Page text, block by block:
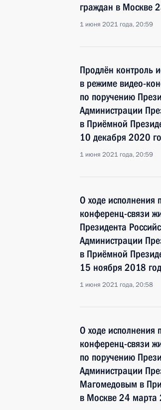
граждан в Москве
1 июня 2021 года, 20:59
Продлён контроль
в режиме видео-
по поручению
Администрации
в Приёмной
10 декабря 2020
1 июня 2021 года, 20:59
О ходе исполнения
конференц-связи
Президента
Администрации
в Приёмной
15 ноября 2018
1 июня 2021 года, 20:58
О ходе исполнения
конференц-связи
по поручению
Администрации
Магомедовым в
в Москве 24 марта